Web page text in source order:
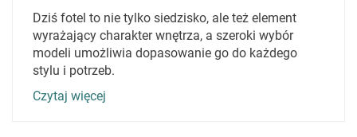
Dziś fotel to nie tylko siedzisko, ale też element
wyrażający charakter wnętrza, a szeroki wybór
modeli umożliwia dopasowanie go do każdego
stylu i potrzeb.
Czytaj więcej